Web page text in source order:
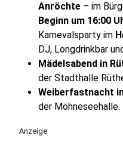
Anröchte – im
Beginn um 16:00
Karnevalsparty im
DJ, Longdrinkbar
Mädelsabend in
der Stadthalle
Weiberfastnacht
der Möhneseehalle.
Anzeige